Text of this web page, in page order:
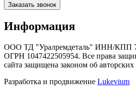
Заказать звонок
Информация
ООО ТД "Уралремдеталь" ИНН/КПП
ОГРН 1047422505954. Все права
сайта защищена законом об авторских
Разработка и продвижение Lukevium